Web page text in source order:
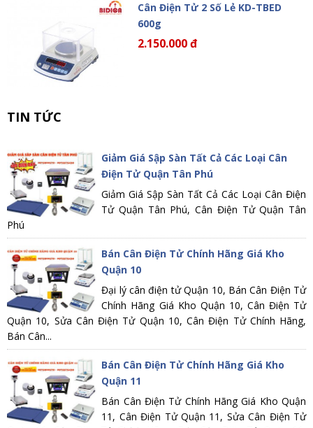
Cân Điện Tử 2 Số Lẻ KD-TBED
600g
2.150.000 đ
TIN TỨC
Giảm Giá Sập Sàn Tất Cả Các Loại Cân
Điện Tử Quận Tân Phú
Giảm Giá Sập Sàn Tất Cả Các Loại Cân Điện
Tử Quận Tân Phú, Cân Điện Tử Quận Tân
Phú
Bán Cân Điện Tử Chính Hãng Giá Kho
Quận 10
Đại lý cân điện tử Quận 10, Bán Cân Điện Tử
Chính Hãng Giá Kho Quận 10, Cân Điện Tử
Quận 10, Sửa Cân Điện Tử Quận 10, Cân Điện Tử Chính Hãng,
Bán Cân...
Bán Cân Điện Tử Chính Hãng Giá Kho
Quận 11
Bán Cân Điện Tử Chính Hãng Giá Kho Quận
11, Cân Điện Tử Quận 11, Sửa Cân Điện Tử